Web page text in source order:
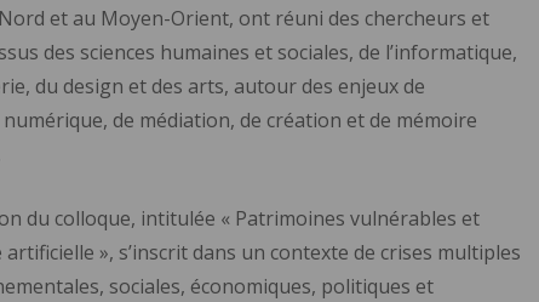
et au Moyen-Orient, ont réuni des chercheurs et
des sciences humaines et sociales, de l’informatique,
du design et des arts, autour des enjeux de
de médiation, de création et de mémoire
du colloque, intitulée « Patrimoines vulnérables et
», s’inscrit dans un contexte de crises multiples
sociales, économiques, politiques et